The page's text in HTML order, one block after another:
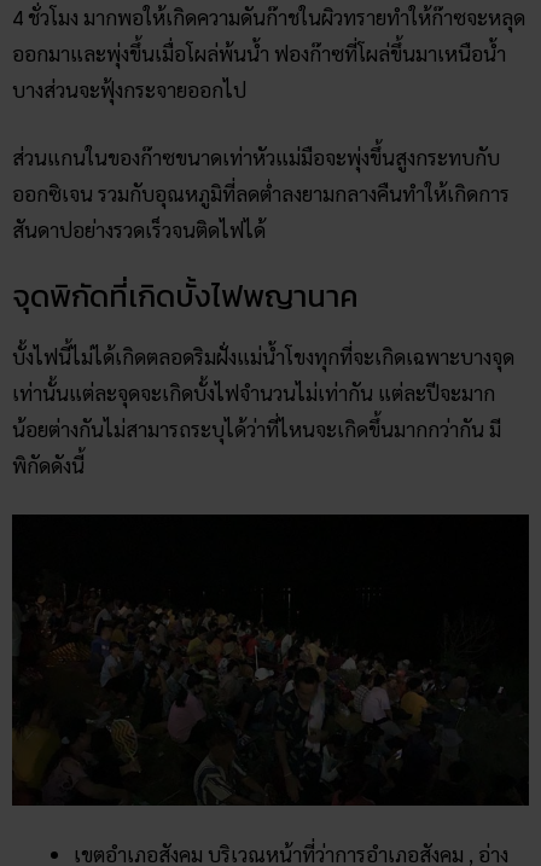
4 ชั่วโมง มากพอให้เกิดความดันก๊าชในผิวทรายทำให้ก๊าซจะหลุด
ออกมาและพุ่งขึ้นเมื่อโผล่พ้นน้ำ ฟองก๊าซที่โผล่ขึ้นมาเหนือน้ำ
บางส่วนจะฟุ้งกระจายออกไป
ส่วนแกนในของก๊าซขนาดเท่าหัวแม่มือจะพุ่งขึ้นสูงกระทบกับ
ออกซิเจน รวมกับอุณหภูมิที่ลดต่ำลงยามกลางคืนทำให้เกิดการ
สันดาปอย่างรวดเร็วจนติดไฟได้
จุดพิกัดที่เกิดบั้งไฟพญานาค
บั้งไฟนี้ไม่ได้เกิดตลอดริมฝั่งแม่น้ำโขงทุกที่จะเกิดเฉพาะบางจุด
เท่านั้นแต่ละจุดจะเกิดบั้งไฟจำนวนไม่เท่ากัน แต่ละปีจะมาก
น้อยต่างกันไม่สามารถระบุได้ว่าที่ไหนจะเกิดขึ้นมากกว่ากัน มี
พิกัดดังนี้
เขตอำเภอสังคม บริเวณหน้าที่ว่าการอำเภอสังคม , อ่าง